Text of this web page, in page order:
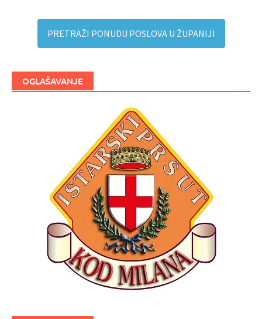
PRETRAŽI PONUDU POSLOVA U ŽUPANIJI
OGLAŠAVANJE